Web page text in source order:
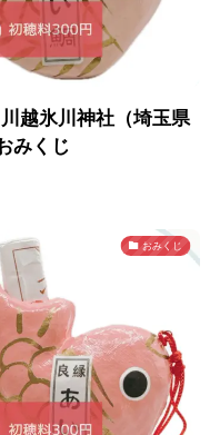
越氷川神社（埼玉県
みくじ
おみくじ